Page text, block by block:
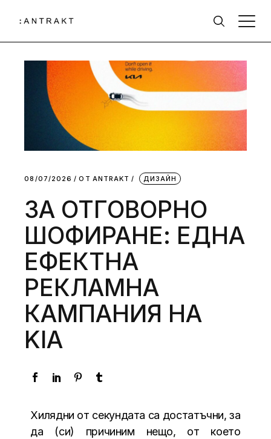
08/07/2026 ОТ АNTRAKT ДИЗАЙН
ЗА ОТГОВОРНО
ШОФИРАНЕ: ЕДНА
ЕФЕКТНА
РЕКЛАМНА
КАМПАНИЯ НА
KIA
Хилядни от секундата са достатъчни, за
да (си) причиним нещо, от което